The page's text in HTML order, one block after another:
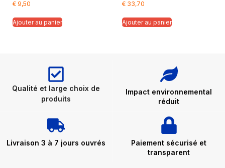
€ 9,50
Ajouter au panier
€33,70
Ajouter au panier
Qualité et large choix de
produits
Impact environnemental
réduit
Livraison 3 à 7 jours ouvrés
Paiement sécurisé et
transparent